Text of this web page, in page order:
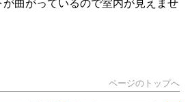
曲がっているので室内が見えませ
ページのトップへ